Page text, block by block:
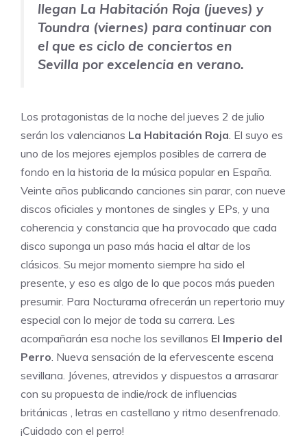
llegan La Habitación Roja (jueves) y
Toundra (viernes) para continuar con
el que es ciclo de conciertos en
Sevilla por excelencia en verano.
Los protagonistas de la noche del jueves 2 de julio
serán los valencianos La Habitación Roja . El suyo es
uno de los mejores ejemplos posibles de carrera de
fondo en la historia de la música popular en España.
Veinte años publicando canciones sin parar, con nueve
discos oficiales y montones de singles y EPs, y una
coherencia y constancia que ha provocado que cada
disco suponga un paso más hacia el altar de los
clásicos. Su mejor momento siempre ha sido el
presente, y eso es algo de lo que pocos más pueden
presumir. Para Nocturama ofrecerán un repertorio muy
especial con lo mejor de toda su carrera. Les
acompañarán esa noche los sevillanos El Imperio del
Perro . Nueva sensación de la efervescente escena
sevillana. Jóvenes, atrevidos y dispuestos a arrasarar
con su propuesta de indie/rock de influencias
británicas , letras en castellano y ritmo desenfrenado.
¡Cuidado con el perro!